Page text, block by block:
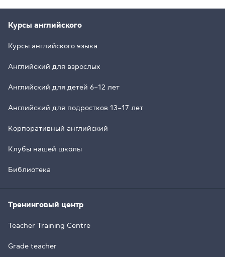
Курсы английского
Курсы английского языка
Английский для взрослых
Английский для детей 6–12 лет
Английский для подростков 13–17 лет
Корпоративный английский
Клубы нашей школы
Библиотека
Тренинговый центр
Teacher Training Centre
Grade teacher